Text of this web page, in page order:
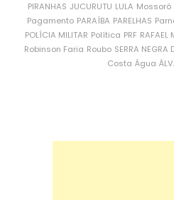
PIRANHAS JUCURUTU LULA Mossoró
Pagamento PARAÍBA PARELHAS
POLÍCIA MILITAR Política PRF RAFAEL
Robinson Faria Roubo SERRA NEGRA
Costa Água